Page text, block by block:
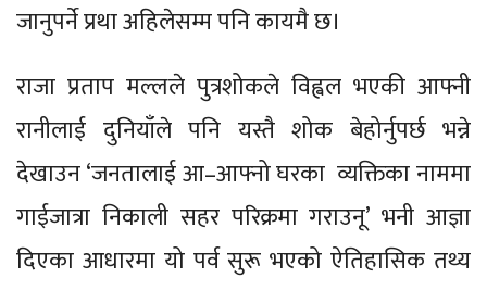
जानुपर्ने प्रथा अहिलेसम्म पनि कायमै छ।
राजा प्रताप मल्लले पुत्रशोकले विह्वल भएकी आफ्नी
रानीलाई दुनियाँले पनि यस्तै शोक बेहोर्नुपर्छ भन्ने
देखाउन ‘जनतालाई आ–आफ्नो घरका व्यक्तिका नाममा
गाईजात्रा निकाली सहर परिक्रमा गराउनू’ भनी आज्ञा
दिएका आधारमा यो पर्व सुरू भएको ऐतिहासिक तथ्य